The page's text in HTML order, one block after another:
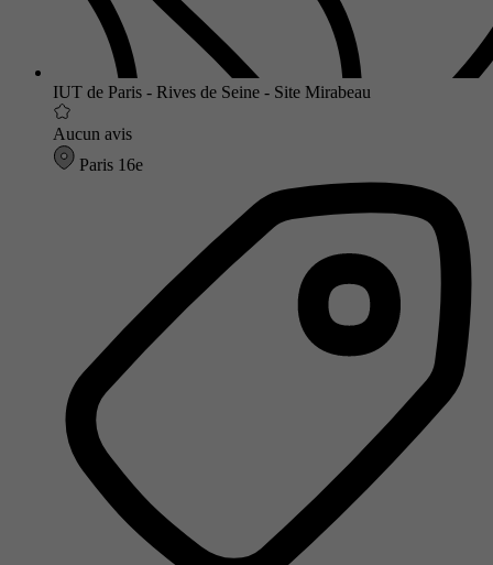
IUT de Paris - Rives de Seine - Site Mirabeau
Aucun avis
Paris 16e